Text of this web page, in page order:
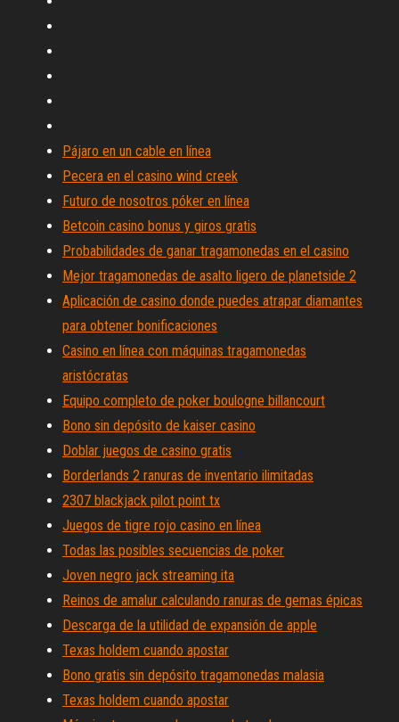
Pájaro en un cable en línea
Pecera en el casino wind creek
Futuro de nosotros póker en línea
Betcoin casino bonus y giros gratis
Probabilidades de ganar tragamonedas en el casino
Mejor tragamonedas de asalto ligero de planetside 2
Aplicación de casino donde puedes atrapar diamantes
para obtener bonificaciones
Casino en línea con máquinas tragamonedas
aristócratas
Equipo completo de poker boulogne billancourt
Bono sin depósito de kaiser casino
Doblar juegos de casino gratis
Borderlands 2 ranuras de inventario ilimitadas
2307 blackjack pilot point tx
Juegos de tigre rojo casino en línea
Todas las posibles secuencias de poker
Joven negro jack streaming ita
Reinos de amalur calculando ranuras de gemas épicas
Descarga de la utilidad de expansión de apple
Texas holdem cuando apostar
Bono gratis sin depósito tragamonedas malasia
Texas holdem cuando apostar